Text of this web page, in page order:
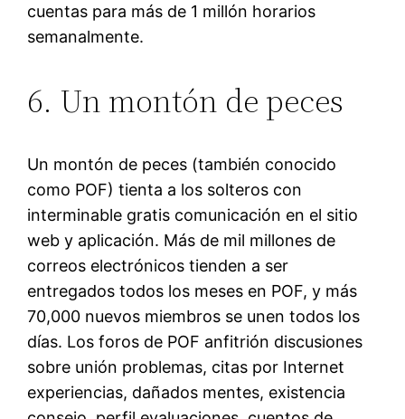
cuentas para más de 1 millón horarios
semanalmente.
6. Un montón de peces
Un montón de peces (también conocido
como POF) tienta a los solteros con
interminable gratis comunicación en el sitio
web y aplicación. Más de mil millones de
correos electrónicos tienden a ser
entregados todos los meses en POF, y más
70,000 nuevos miembros se unen todos los
días. Los foros de POF anfitrión discusiones
sobre unión problemas, citas por Internet
experiencias, dañados mentes, existencia